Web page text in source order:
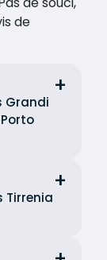
de
Grandi
Tirrenia